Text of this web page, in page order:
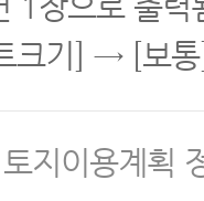
크기] → [보
지이용계획